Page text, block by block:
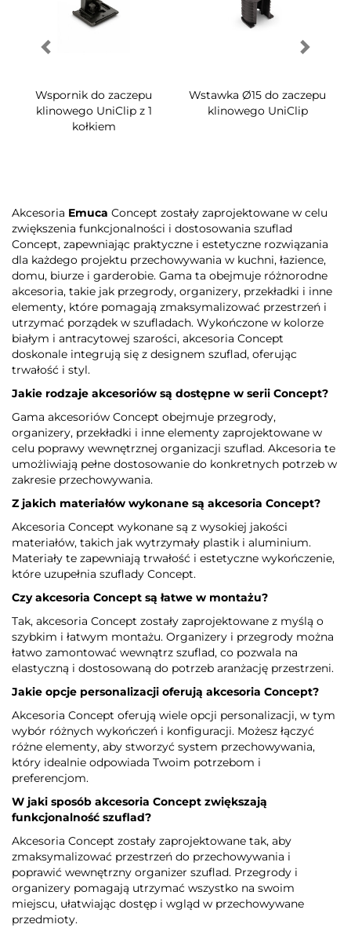
Wstawka Ø15 do zaczepu
klinowego UniClip
Wspornik do zaczepu
klinowego UniClip
Akcesoria Emuca Concept zostały zaprojektowane w celu
zwiększenia funkcjonalności i dostosowania szuflad
Concept, zapewniając praktyczne i estetyczne rozwiązania
dla każdego projektu przechowywania w kuchni, łazience,
domu, biurze i garderobie. Gama ta obejmuje różnorodne
akcesoria, takie jak przegrody, organizery, przekładki i inne
elementy, które pomagają zmaksymalizować przestrzeń i
utrzymać porządek w szufladach. Wykończone w kolorze
białym i antracytowej szarości, akcesoria Concept
doskonale integrują się z designem szuflad, oferując
trwałość i styl.
Jakie rodzaje akcesoriów są dostępne w serii Concept?
Gama akcesoriów Concept obejmuje przegrody,
organizery, przekładki i inne elementy zaprojektowane w
celu poprawy wewnętrznej organizacji szuflad. Akcesoria te
umożliwiają pełne dostosowanie do konkretnych potrzeb w
zakresie przechowywania.
Z jakich materiałów wykonane są akcesoria Concept?
Akcesoria Concept wykonane są z wysokiej jakości
materiałów, takich jak wytrzymały plastik i aluminium.
Materiały te zapewniają trwałość i estetyczne wykończenie,
które uzupełnia szuflady Concept.
Czy akcesoria Concept są łatwe w montażu?
Tak, akcesoria Concept zostały zaprojektowane z myślą o
szybkim i łatwym montażu. Organizery i przegrody można
łatwo zamontować wewnątrz szuflad, co pozwala na
elastyczną i dostosowaną do potrzeb aranżację przestrzeni.
Jakie opcje personalizacji oferują akcesoria Concept?
Akcesoria Concept oferują wiele opcji personalizacji, w tym
wybór różnych wykończeń i konfiguracji. Możesz łączyć
różne elementy, aby stworzyć system przechowywania,
który idealnie odpowiada Twoim potrzebom i
preferencjom.
W jaki sposób akcesoria Concept zwiększają
funkcjonalność szuflad?
Akcesoria Concept zostały zaprojektowane tak, aby
zmaksymalizować przestrzeń do przechowywania i
poprawić wewnętrzny organizer szuflad. Przegrody i
organizery pomagają utrzymać wszystko na swoim
miejscu, ułatwiając dostęp i wgląd w przechowywane
przedmioty.